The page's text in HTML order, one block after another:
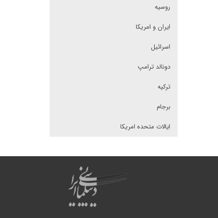
روسیه
ایران و امریکا
اسرائیل
دونالد ترامپ
ترکیه
برجام
ایالات متحده امریکا